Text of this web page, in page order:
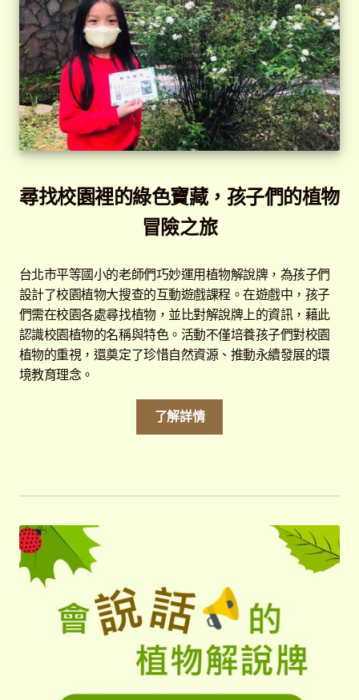
尋找校園裡的綠色寶藏，孩子們的植物
冒險之旅
台北市平等國小的老師們巧妙運用植物解說牌，為孩子們
設計了校園植物大搜查的互動遊戲課程。在遊戲中，孩子
們需在校園各處尋找植物，並比對解說牌上的資訊，藉此
認識校園植物的名稱與特色。活動不僅培養孩子們對校園
植物的重視，還奠定了珍惜自然資源、推動永續發展的環
境教育理念。
了解詳情